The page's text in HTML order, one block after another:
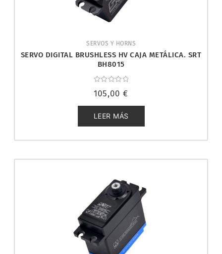
SERVOS Y HORNS
SERVO DIGITAL BRUSHLESS HV CAJA METÁLICA. SRT
BH8015
con
de
5
105,00 €
LEER MÁS